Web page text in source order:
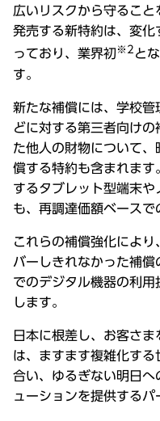
広いリスクから守るこ
発売する新特約は、変
っており、業界初 ※2 と
す。
新たな補償には、学校
どに対する第三者向け
た他人の財物について
償する特約も含まれます
するタブレット型端末
も、再調達価額ベースで
これらの補償強化によ
バーしきれなかった補
でのデジタル機器の利
します。
日本に根差し、お客さ
は、ますます複雑化す
合い、ゆるぎない明日へ
ューションを提供するパ